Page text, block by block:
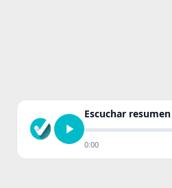
Escuchar resumen
0:00